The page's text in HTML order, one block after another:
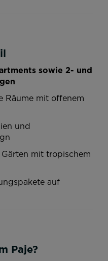
sowie 2- und
Räume mit offenem
und
mit tropischem
auf
Paje?